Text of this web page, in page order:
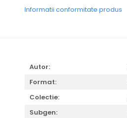
Informatii conformitate produs
Autor:
Format:
Colectie:
Subgen: